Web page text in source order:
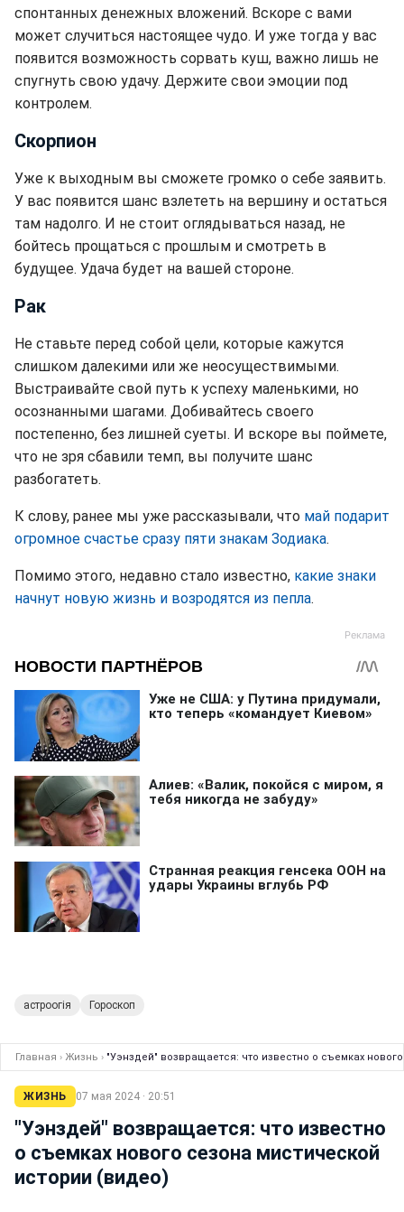
спонтанных денежных вложений. Вскоре с вами
может случиться настоящее чудо. И уже тогда у вас
появится возможность сорвать куш, важно лишь не
спугнуть свою удачу. Держите свои эмоции под
контролем.
Скорпион
Уже к выходным вы сможете громко о себе заявить.
У вас появится шанс взлететь на вершину и остаться
там надолго. И не стоит оглядываться назад, не
бойтесь прощаться с прошлым и смотреть в
будущее. Удача будет на вашей стороне.
Рак
Не ставьте перед собой цели, которые кажутся
слишком далекими или же неосуществимыми.
Выстраивайте свой путь к успеху маленькими, но
осознанными шагами. Добивайтесь своего
постепенно, без лишней суеты. И вскоре вы поймете,
что не зря сбавили темп, вы получите шанс
разбогатеть.
К слову, ранее мы уже рассказывали, что май подарит
огромное счастье сразу пяти знакам Зодиака.
Помимо этого, недавно стало известно, какие знаки
начнут новую жизнь и возродятся из пепла.
астроогія Гороскоп
Главная › Жизнь › "Уэнздей" возвращается: что известно о съемках
ЖИЗНЬ 07 мая 2024 · 20:51
"Уэнздей" возвращается: что известно
о съемках нового сезона мистической
истории (видео)